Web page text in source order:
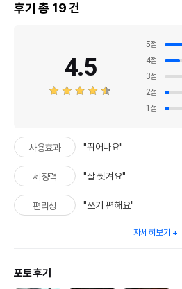
후기 총 19건
4.5
5점
4점
3점
2점
1 점
사용효과 "뛰어나요"
세정력 "잘 씻겨요"
편리성 "쓰기 편해요"
자세히보기
포토 후기